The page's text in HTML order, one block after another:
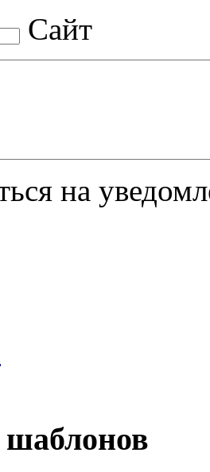
Сайт
на